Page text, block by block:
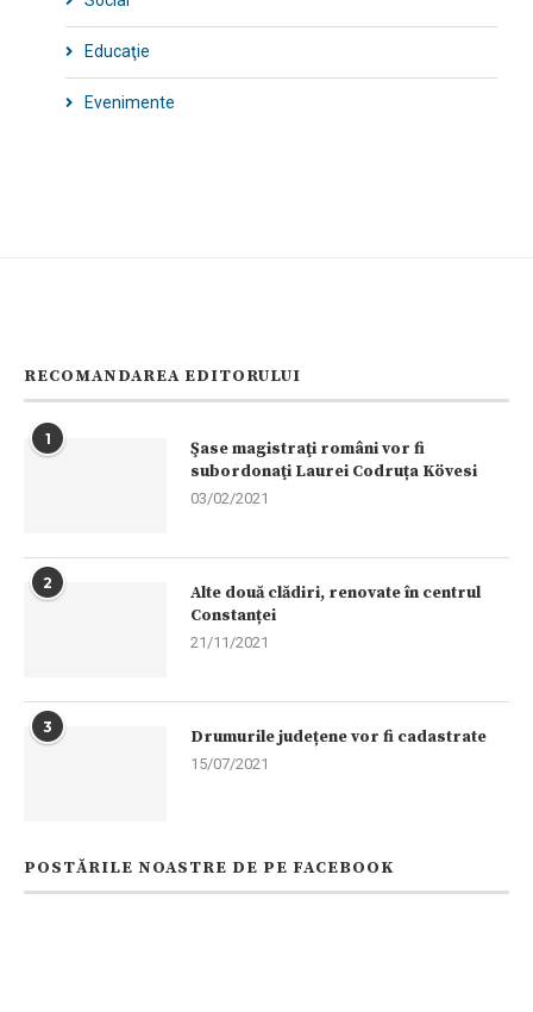
Educaţie
Evenimente
RECOMANDAREA EDITORULUI
1
Şase magistraţi români vor fi
subordonaţi Laurei Codruța Kövesi
03/02/2021
2
Alte două clădiri, renovate în centrul
Constanței
21/11/2021
3 Drumurile județene vor fi cadastrate
15/07/2021
POSTĂRILE NOASTRE DE PE FACEBOOK